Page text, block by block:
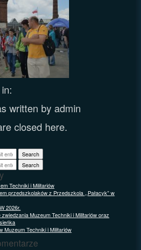
written by admin
closed here.
Search
Search
Techniki i Militariów
przedszkolaków z Przedszkola ,,Pałacyk” w
2026r.
zwiedzania Muzeum Techniki i Militariów oraz
Muzeum Techniki i Militariów